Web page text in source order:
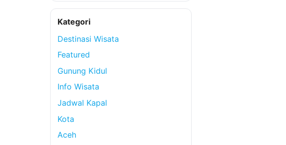
Kategori
Destinasi Wisata
Featured
Gunung Kidul
Info Wisata
Jadwal Kapal
Kota
Aceh